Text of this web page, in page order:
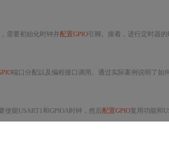
需要初始化时钟并配置GPIO引脚。接着，进行定时器的时间基底初始化，
端口分配以及编程接口调用。通过实际案例说明了如何通过串行通信接口
使能USART1和GPIOA时钟，然后配置GPIO复用功能和USART1的工作参数。